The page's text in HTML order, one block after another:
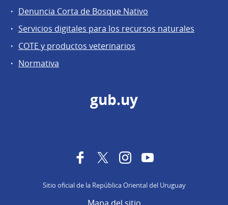
Denuncia Corta de Bosque Nativo
Servicios digitales para los recursos naturales
COTE y productos veterinarios
Normativa
gub.uy
FacebookTwitterInstagramYouTube
Sitio oficial de la República Oriental del Uruguay